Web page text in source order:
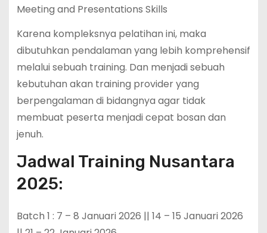
Meeting and Presentations Skills
Karena kompleksnya pelatihan ini, maka
dibutuhkan pendalaman yang lebih komprehensif
melalui sebuah training. Dan menjadi sebuah
kebutuhan akan training provider yang
berpengalaman di bidangnya agar tidak
membuat peserta menjadi cepat bosan dan
jenuh.
Jadwal Training Nusantara
2025:
Batch 1 : 7 – 8 Januari 2026 || 14 – 15 Januari 2026